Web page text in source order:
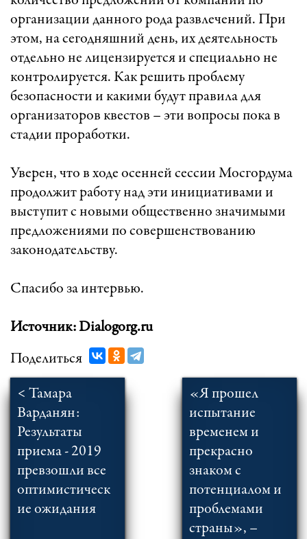
организации данного рода развлечений. При
этом, на сегодняшний день, их деятельность
отдельно не лицензируется и специально не
контролируется. Как решить проблему
безопасности и какими будут правила для
организаторов квестов – эти вопросы пока в
стадии проработки.
Уверен, что в ходе осенней сессии Мосгордума
продолжит работу над эти инициативами и
выступит с новыми общественно значимыми
предложениями по совершенствованию
законодательству.
Спасибо за интервью.
Источник: Dialogorg.ru
Поделиться
< Тамара
Варданян:
Результаты
приема - 2019
превзошли все
оптимистическ
ие ожидания
«Я прошел
испытание
временем и
прекрасно
знаком с
потенциалом и
проблемами
страны», –